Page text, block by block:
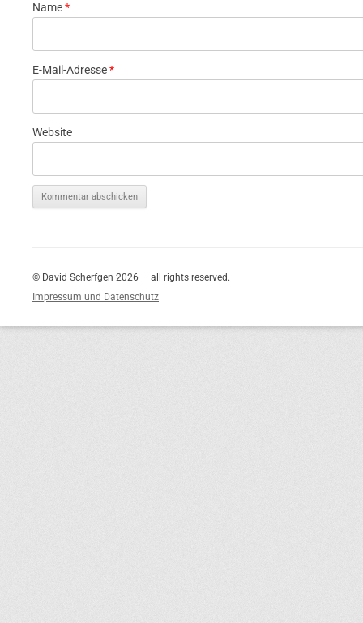
Name*
E-Mail-Adresse*
Website
© David Scherfgen 2026 — all rights reserved.
Impressum und Datenschutz